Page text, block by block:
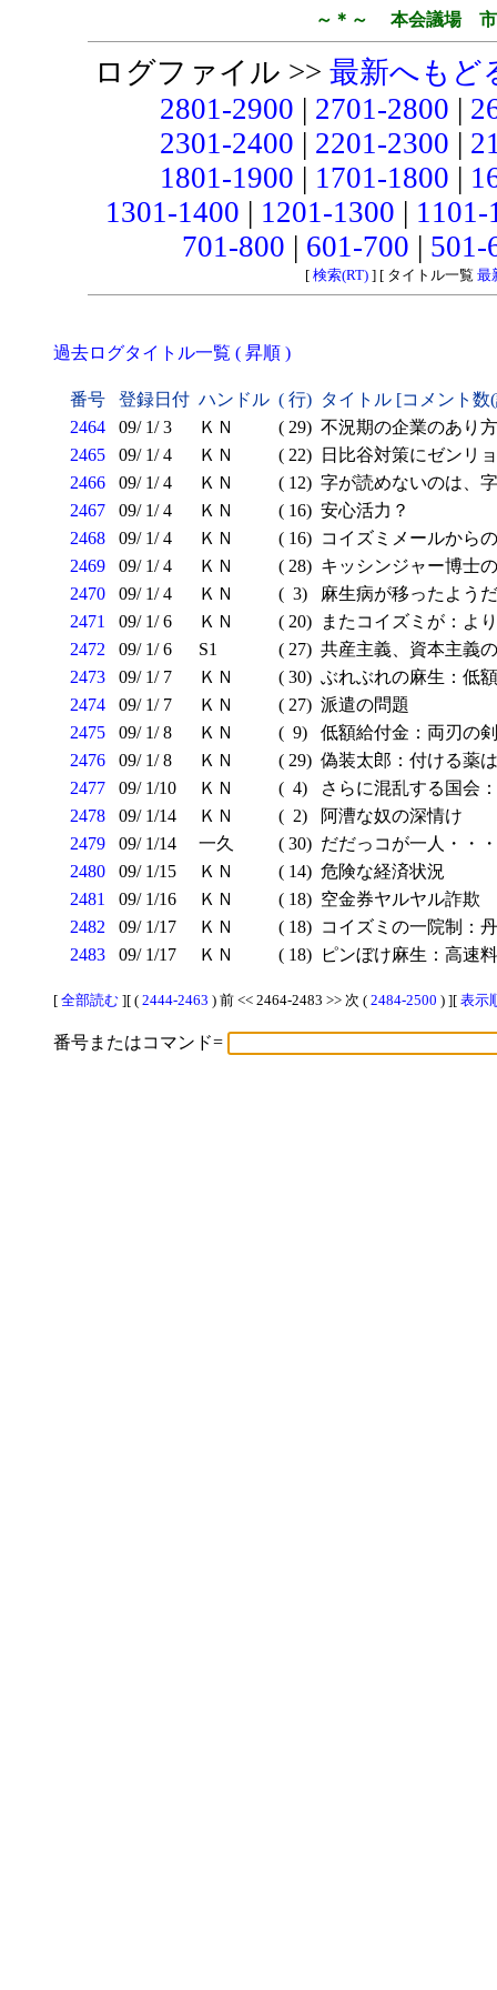
～＊～ 本会議場 市
ログファイル >> 最新へもど
2801-2900 | 2701-2800 |
2301-2400 | 2201-2300 |
1801-1900 | 1701-1800 |
1301-1400 | 1201-1300 |
701-800 | 601-700 |
[ 検索(RT)] [ タイトル一覧 最
過去ログタイトル一覧 ( 昇順 )
番号 登録日付 ハンドル ( 行) タイトル [コメント
2464
09/ 1/ 3 ＫＮ ( 29) 不況期の企業のあり方
2465
09/ 1/ 4 ＫＮ ( 22)
日比谷対策にゼンリ
2466
09/ 1/ 4 ＫＮ ( 12) 字が読めないのは、
2467
09/ 1/ 4 ＫＮ ( 16) 安心活力？
2468
09/ 1/ 4 ＫＮ ( 16) コイズミメールから
2469
09/ 1/ 4 ＫＮ ( 28) キッシンジャー博士
2470
09/ 1/ 4 ＫＮ ( 3)
麻生病が移ったよう
2471
09/ 1/ 6 ＫＮ ( 20)
またコイズミが：よ
2472
09/ 1/ 6 S1 ( 27) 共産主義、資本主義
2473
09/ 1/ 7 ＫＮ ( 30) ぶれぶれの麻生：低
2474
09/ 1/ 7 ＫＮ ( 27) 派遣の問題
2475
09/ 1/ 8 ＫＮ ( 9)
低額給付金：両刃の剣
2476
09/ 1/ 8 ＫＮ ( 29) 偽装太郎：付ける薬
2477
09/ 1/10 ＫＮ ( 4)
さらに混乱する国会
2478
09/ 1/14 ＫＮ ( 2)
阿漕な奴の深情け
2479
09/ 1/14 一久 ( 30) だだっコが一人・・・
2480
09/ 1/15 ＫＮ ( 14) 危険な経済状況
2481
09/ 1/16 ＫＮ ( 18) 空金券ヤルヤル詐欺
2482
09/ 1/17 ＫＮ ( 18) コイズミの一院制：
2483
09/ 1/17 ＫＮ ( 18) ピンぼけ麻生：高速
[ 全部読む ][ ( 2444-2463 ) 前 << 2464-2483 >> 次 ( 2484-2500 ) ][ 表示
番号またはコマンド=